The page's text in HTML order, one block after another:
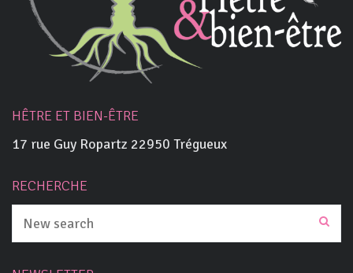
HÊTRE ET BIEN-ÊTRE
17 rue Guy Ropartz 22950 Trégueux
RECHERCHE